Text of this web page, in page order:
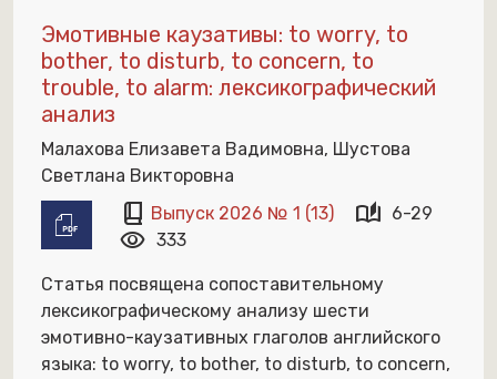
Эмотивные каузативы: to worry, to
bother, to disturb, to concern, to
trouble, to alarm: лексикографический
анализ
Малахова Елизавета Вадимовна, Шустова
Светлана Викторовна
book_2 Выпуск 2026 № 1 (13) auto_stories 6-29
visibility 333
Статья посвящена сопоставительному
лексикографическому анализу шести
эмотивно-каузативных глаголов английского
языка: to worry, to bother, to disturb, to concern,